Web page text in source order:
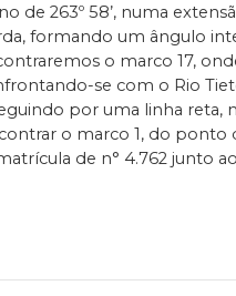
263º 58’, numa
formando um ângulo
o marco 17,
se com o Rio
por uma linha reta,
o marco 1, do
de n° 4.762 junto